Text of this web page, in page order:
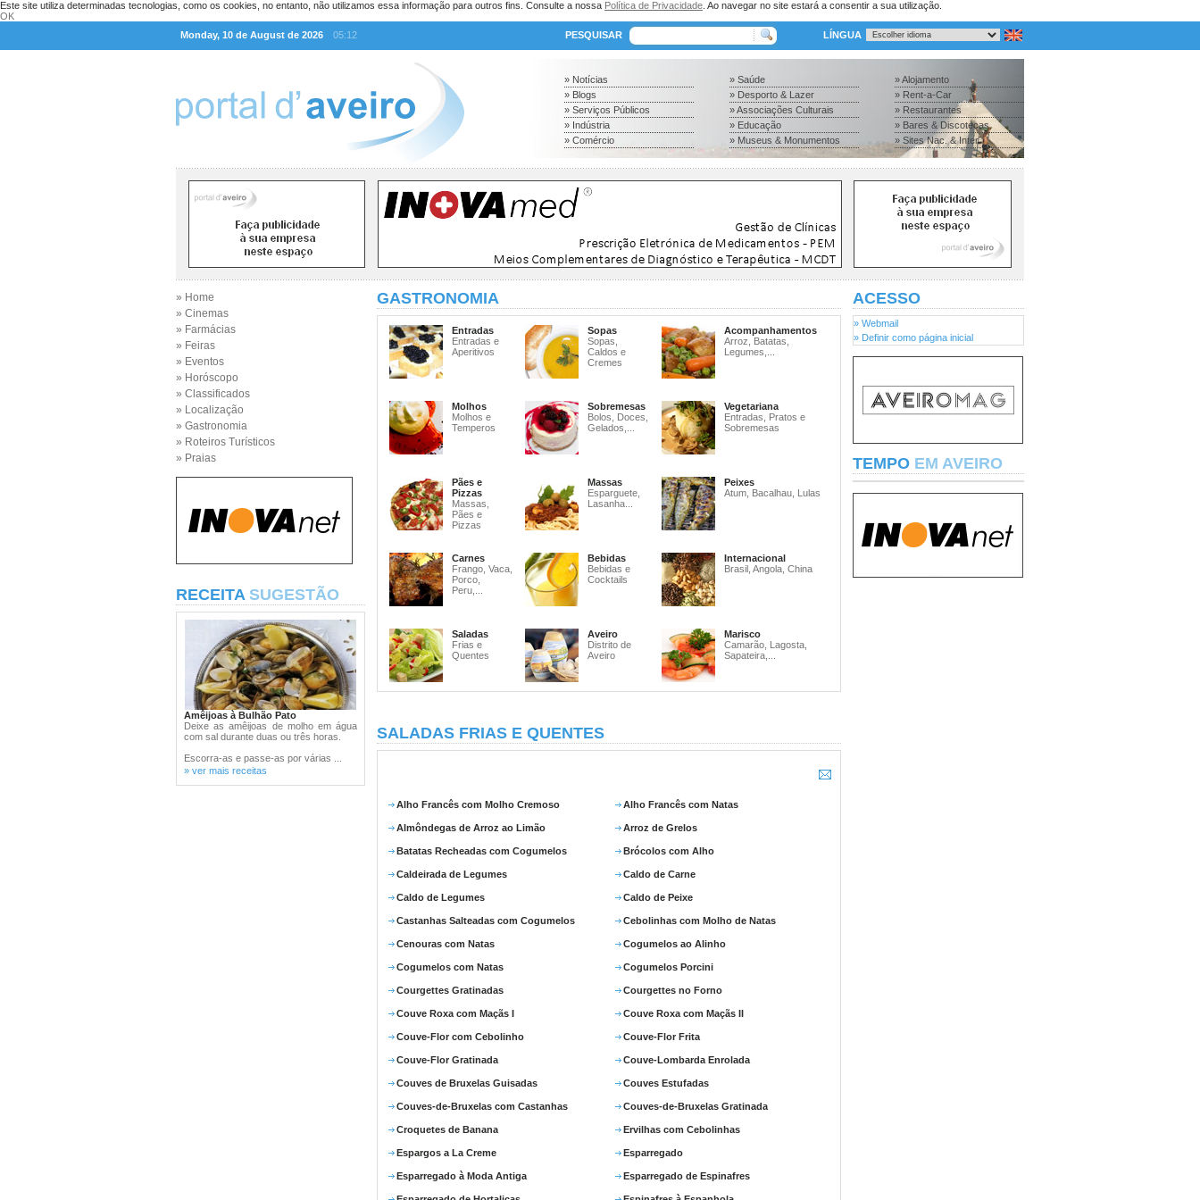
Este site utiliza determinadas tecnologias, como os cookies, no entanto, não utilizamos essa informação para outros fins. Consulte a nossa Política de Privacidade . Ao navegar no site estará a consentir a sua utilização.
OK
Monday, 10 de August de 2026
05:12 PESQUISAR LÍNGUA
» Notícias
» Blogs
» Serviços Públicos
» Indústria
» Comércio
» Saúde
» Desporto & Lazer
» Associações Culturais
» Educação
» Museus & Monumentos
» Alojamento
» Rent-a-Car
» Restaurantes
» Bares & Discotecas
» Sites Nac. & Inter.
» Home
» Cinemas
» Farmácias
» Feiras
» Eventos
» Horóscopo
» Classificados
» Localização
» Gastronomia
» Roteiros Turísticos
» Praias
RECEITA SUGESTÃO
Amêijoas à Bulhão Pato
Deixe as amêijoas de molho em água
com sal durante duas ou três horas.
Escorra-as e passe-as por várias ...
» ver mais receitas
GASTRONOMIA
Entradas
Entradas e
Aperitivos
Sopas
Sopas,
Caldos e
Cremes
Acompanhamentos
Arroz, Batatas,
Legumes,...
Molhos
Molhos e
Temperos
Sobremesas
Bolos, Doces,
Gelados,...
Vegetariana
Entradas, Pratos e
Sobremesas
Pães e
Pizzas
Massas,
Pães e
Pizzas
Massas
Esparguete,
Lasanha...
Peixes
Atum, Bacalhau, Lulas
Carnes
Frango, Vaca,
Porco,
Peru,...
Bebidas
Bebidas e
Cocktails
Internacional
Brasil, Angola, China
Saladas
Frias e
Quentes
Aveiro
Distrito de
Aveiro
Marisco
Camarão, Lagosta,
Sapateira,...
SALADAS FRIAS E QUENTES
Alho Francês com Molho Cremoso Alho Francês com Natas
Almôndegas de Arroz ao Limão Arroz de Grelos
Batatas Recheadas com Cogumelos Brócolos com Alho
Caldeirada de Legumes Caldo de Carne
Caldo de Legumes Caldo de Peixe
Castanhas Salteadas com Cogumelos Cebolinhas com Molho de Natas
Cenouras com Natas Cogumelos ao Alinho
Cogumelos com Natas Cogumelos Porcini
Courgettes Gratinadas Courgettes no Forno
Couve Roxa com Maçãs I Couve Roxa com Maçãs II
Couve-Flor com Cebolinho Couve-Flor Frita
Couve-Flor Gratinada Couve-Lombarda Enrolada
Couves de Bruxelas Guisadas Couves Estufadas
Couves-de-Bruxelas com Castanhas Couves-de-Bruxelas Gratinada
Croquetes de Banana Ervilhas com Cebolinhas
Espargos a La Creme Esparregado
Esparregado à Moda Antiga Esparregado de Espinafres
ACESSO
» Webmail
» Definir como página inicial
TEMPO EM AVEIRO